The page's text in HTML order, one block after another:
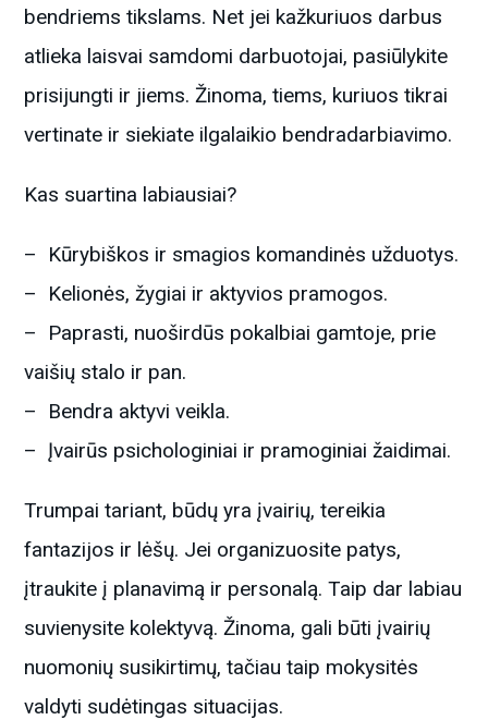
bendriems tikslams. Net jei kažkuriuos darbus
atlieka laisvai samdomi darbuotojai, pasiūlykite
prisijungti ir jiems. Žinoma, tiems, kuriuos tikrai
vertinate ir siekiate ilgalaikio bendradarbiavimo.
Kas suartina labiausiai?
– Kūrybiškos ir smagios komandinės užduotys.
– Kelionės, žygiai ir aktyvios pramogos.
– Paprasti, nuoširdūs pokalbiai gamtoje, prie
vaišių stalo ir pan.
– Bendra aktyvi veikla.
– Įvairūs psichologiniai ir pramoginiai žaidimai.
Trumpai tariant, būdų yra įvairių, tereikia
fantazijos ir lėšų. Jei organizuosite patys,
įtraukite į planavimą ir personalą. Taip dar labiau
suvienysite kolektyvą. Žinoma, gali būti įvairių
nuomonių susikirtimų, tačiau taip mokysitės
valdyti sudėtingas situacijas.